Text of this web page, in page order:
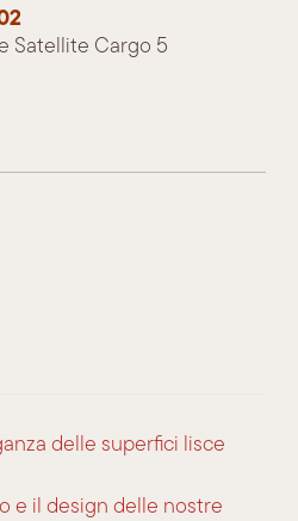
Satellite Cargo 5
delle superfici lisce
e il design delle nostre